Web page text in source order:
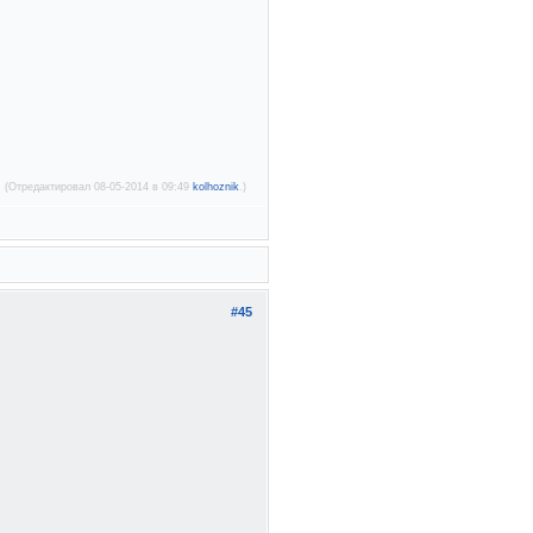
(Отредактировал 08-05-2014 в 09:49 kolhoznik.)
#45